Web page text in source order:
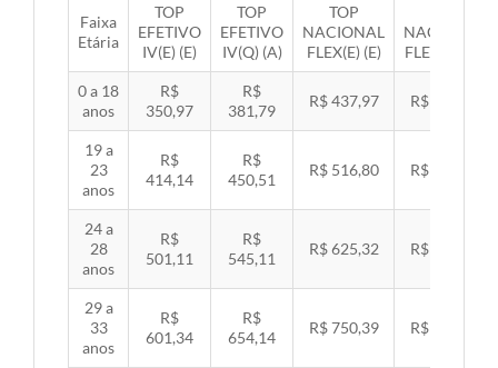
Faixa
Etária
TOP
EFETIVO
IV(E) (E)
TOP
EFETIVO
IV(Q) (A)
TOP
NACIONAL
FLEX(E) (E)
NACIONAL
FLEX(Q) (A)
0 a 18
anos
R$
350,97
R$
381,79
R$ 437,97 R$ 451,33
19 a
23
anos
R$
414,14
R$
450,51
R$ 516,80 R$ 532,57
24 a
28
anos
R$
501,11
R$
545,11
R$ 625,32 R$ 644,40
29 a
33
anos
R$
601,34
R$
654,14
R$ 750,39 R$ 773,29